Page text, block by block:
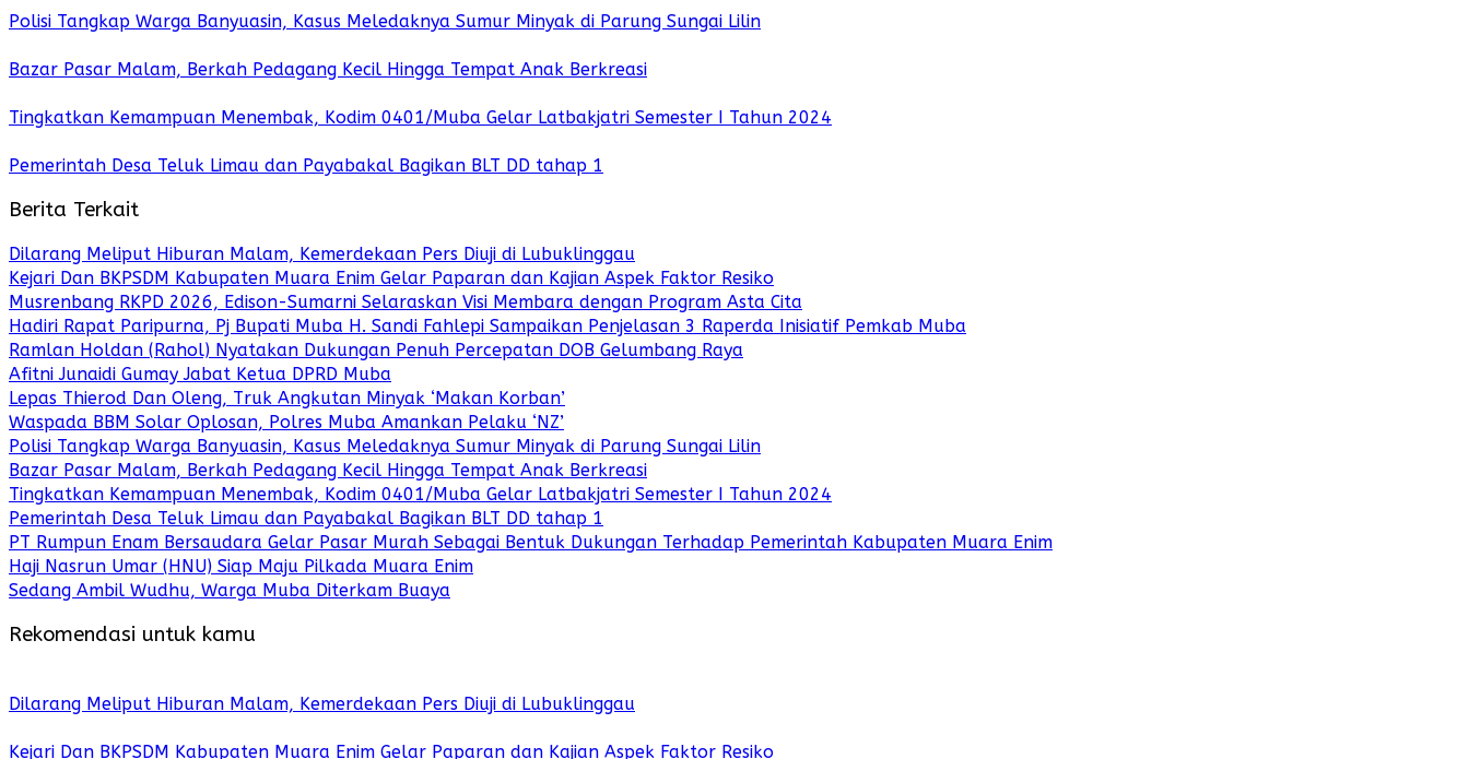
Polisi Tangkap Warga Banyuasin, Kasus Meledaknya Sumur Minyak di Parung Sungai Lilin
Bazar Pasar Malam, Berkah Pedagang Kecil Hingga Tempat Anak Berkreasi
Tingkatkan Kemampuan Menembak, Kodim 0401/Muba Gelar Latbakjatri Semester I Tahun 2024
Pemerintah Desa Teluk Limau dan Payabakal Bagikan BLT DD tahap 1
Berita Terkait
Dilarang Meliput Hiburan Malam, Kemerdekaan Pers Diuji di Lubuklinggau
Kejari Dan BKPSDM Kabupaten Muara Enim Gelar Paparan dan Kajian Aspek Faktor Resiko
Musrenbang RKPD 2026, Edison-Sumarni Selaraskan Visi Membara dengan Program Asta Cita
Hadiri Rapat Paripurna, Pj Bupati Muba H. Sandi Fahlepi Sampaikan Penjelasan 3 Raperda Inisiatif Pemkab Muba
Ramlan Holdan (Rahol) Nyatakan Dukungan Penuh Percepatan DOB Gelumbang Raya
Afitni Junaidi Gumay Jabat Ketua DPRD Muba
Lepas Thierod Dan Oleng, Truk Angkutan Minyak ‘Makan Korban’
Waspada BBM Solar Oplosan, Polres Muba Amankan Pelaku ‘NZ’
Polisi Tangkap Warga Banyuasin, Kasus Meledaknya Sumur Minyak di Parung Sungai Lilin
Bazar Pasar Malam, Berkah Pedagang Kecil Hingga Tempat Anak Berkreasi
Tingkatkan Kemampuan Menembak, Kodim 0401/Muba Gelar Latbakjatri Semester I Tahun 2024
Pemerintah Desa Teluk Limau dan Payabakal Bagikan BLT DD tahap 1
PT Rumpun Enam Bersaudara Gelar Pasar Murah Sebagai Bentuk Dukungan Terhadap Pemerintah Kabupaten Muara Enim
Haji Nasrun Umar (HNU) Siap Maju Pilkada Muara Enim
Sedang Ambil Wudhu, Warga Muba Diterkam Buaya
Rekomendasi untuk kamu
Dilarang Meliput Hiburan Malam, Kemerdekaan Pers Diuji di Lubuklinggau
Kejari Dan BKPSDM Kabupaten Muara Enim Gelar Paparan dan Kajian Aspek Faktor Resiko